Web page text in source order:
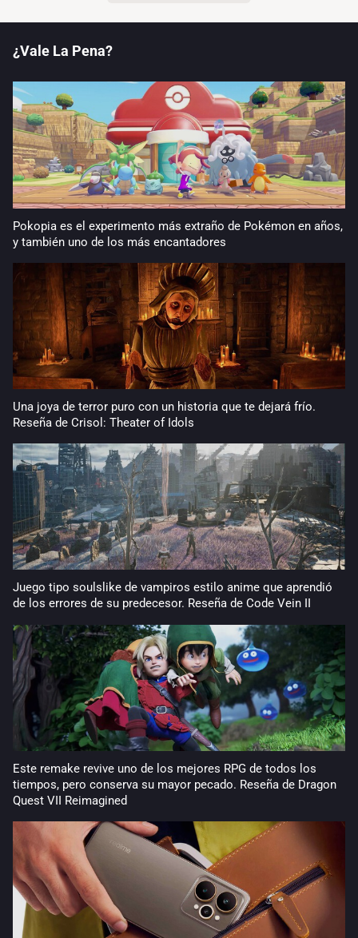
¿Vale La Pena?
Pokopia es el experimento más extraño de Pokémon en años,
y también uno de los más encantadores
Una joya de terror puro con un historia que te dejará frío.
Reseña de Crisol: Theater of Idols
Juego tipo soulslike de vampiros estilo anime que aprendió
de los errores de su predecesor. Reseña de Code Vein II
Este remake revive uno de los mejores RPG de todos los
tiempos, pero conserva su mayor pecado. Reseña de Dragon
Quest VII Reimagined